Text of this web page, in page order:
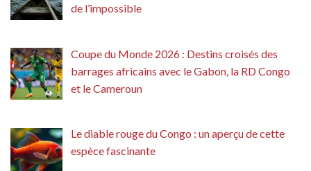
de l’impossible
Coupe du Monde 2026 : Destins croisés des
barrages africains avec le Gabon, la RD Congo
et le Cameroun
Le diable rouge du Congo : un aperçu de cette
espèce fascinante